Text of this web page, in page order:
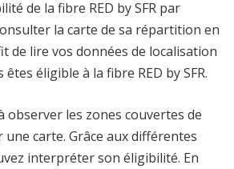
de la fibre RED by SFR par
la carte de sa répartition en
de lire vos données de localisation
éligible à la fibre RED by SFR.
observer les zones couvertes de
carte. Grâce aux différentes
interpréter son éligibilité. En